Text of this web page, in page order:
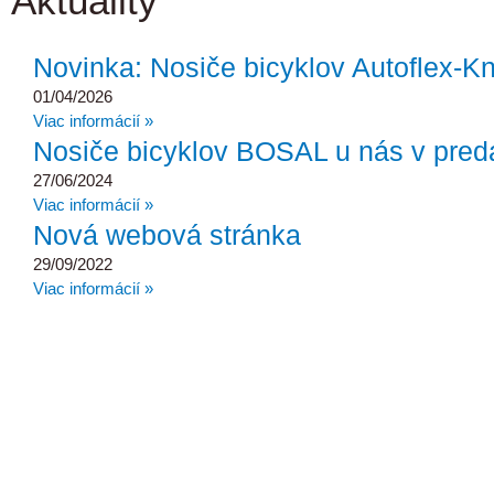
Novinka: Nosiče bicyklov Autoflex-
01/04/2026
Viac informácií »
Nosiče bicyklov BOSAL u nás v
27/06/2024
Viac informácií »
Nová webová stránka
29/09/2022
Viac informácií »